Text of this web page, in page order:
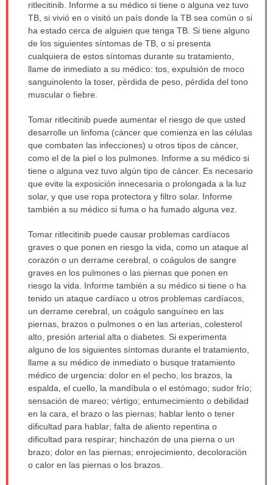
ritlecitinib. Informe a su médico si tiene o alguna vez tuvo
TB, si vivió en o visitó un país donde la TB sea común o si
ha estado cerca de alguien que tenga TB. Si tiene alguno
de los siguientes síntomas de TB, o si presenta
cualquiera de estos síntomas durante su tratamiento,
llame de inmediato a su médico: tos, expulsión de moco
sanguinolento la toser, pérdida de peso, pérdida del tono
muscular o fiebre.
Tomar ritlecitinib puede aumentar el riesgo de que usted
desarrolle un linfoma (cáncer que comienza en las células
que combaten las infecciones) u otros tipos de cáncer,
como el de la piel o los pulmones. Informe a su médico si
tiene o alguna vez tuvo algún tipo de cáncer. Es necesario
que evite la exposición innecesaria o prolongada a la luz
solar, y que use ropa protectora y filtro solar. Informe
también a su médico si fuma o ha fumado alguna vez.
Tomar ritlecitinib puede causar problemas cardíacos
graves o que ponen en riesgo la vida, como un ataque al
corazón o un derrame cerebral, o coágulos de sangre
graves en los pulmones o las piernas que ponen en
riesgo la vida. Informe también a su médico si tiene o ha
tenido un ataque cardíaco u otros problemas cardíacos,
un derrame cerebral, un coágulo sanguíneo en las
piernas, brazos o pulmones o en las arterias, colesterol
alto, presión arterial alta o diabetes. Si experimenta
alguno de los siguientes síntomas durante el tratamiento,
llame a su médico de inmediato o busque tratamiento
médico de urgencia: dolor en el pecho, los brazos, la
espalda, el cuello, la mandíbula o el estómago; sudor frío;
sensación de mareo; vértigo; entumecimiento o debilidad
en la cara, el brazo o las piernas; hablar lento o tener
dificultad para hablar; falta de aliento repentina o
dificultad para respirar; hinchazón de una pierna o un
brazo; dolor en las piernas; enrojecimiento, decoloración
o calor en las piernas o los brazos.